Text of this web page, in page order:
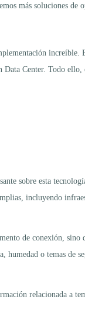
más soluciones de
increíble.
Center. Todo ello,
sobre esta
incluyendo
de conexión, sino
o temas de
relacionada a